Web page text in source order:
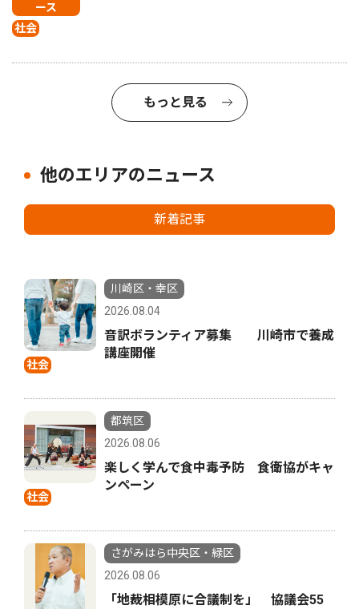
ース
社会
もっと見る
他のエリアのニュース
新着記事
社会
川崎区・幸区
2026.08.04
音訳ボランティア募集 川崎市で養成
講座開催
社会
都筑区
2026.08.06
楽しく学んで食中毒予防 食衛協がキャ
ンペーン
さがみはら中央区・緑区
2026.08.06
「地裁相模原に合議制を」 協議会55